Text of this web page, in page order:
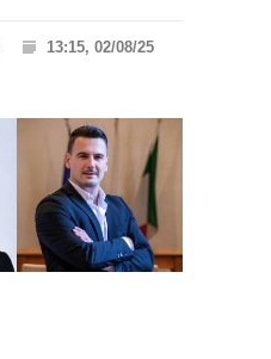
13:15, 02/08/25